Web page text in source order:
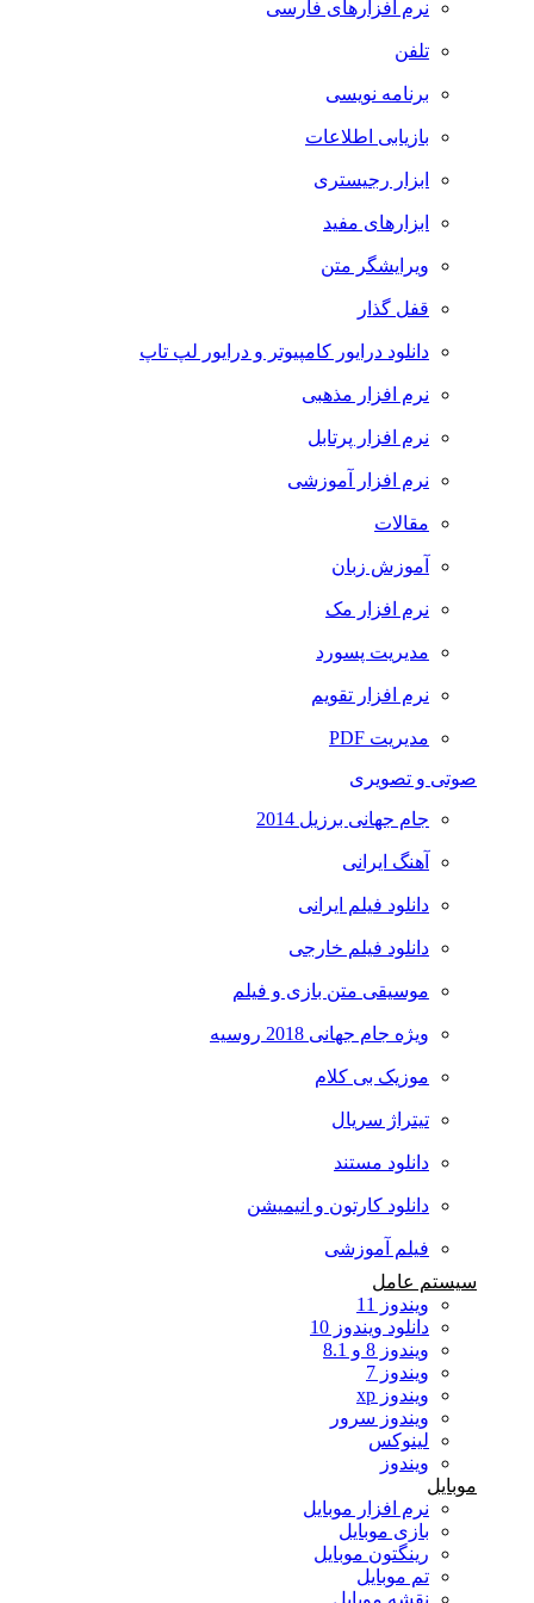
نرم افزارهای فارسی
تلفن
برنامه نویسی
بازیابی اطلاعات
ابزار رجیستری
ابزارهای مفید
ویرایشگر متن
قفل گذار
دانلود درایور کامپیوتر و درایور لپ تاپ
نرم افزار مذهبی
نرم افزار پرتابل
نرم افزار آموزشی
مقالات
آموزش زبان
نرم افزار مک
مدیریت پسورد
نرم افزار تقویم
مدیریت PDF
صوتی و تصویری
جام جهانی برزیل 2014
آهنگ ایرانی
دانلود فیلم ایرانی
دانلود فیلم خارجی
موسیقی متن بازی و فیلم
ویژه جام جهانی 2018 روسیه
موزیک بی کلام
تیتراژ سریال
دانلود مستند
دانلود کارتون و انیمیشن
فیلم آموزشی
سیستم عامل
ویندوز 11
دانلود ویندوز 10
ویندوز 8 و 8.1
ویندوز 7
ویندوز xp
ویندوز سرور
لینوکس
ویندوز
موبایل
نرم افزار موبایل
بازی موبایل
رینگتون موبایل
تم موبایل
نقشه موبایل